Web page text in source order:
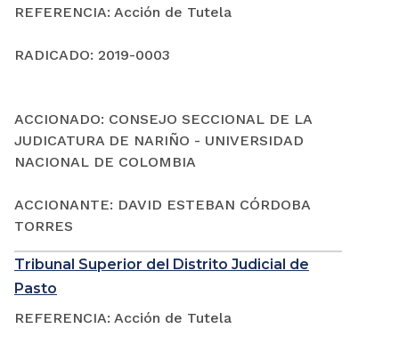
REFERENCIA: Acción de Tutela
RADICADO: 2019-0003
ACCIONADO: CONSEJO SECCIONAL DE LA
JUDICATURA DE NARIÑO - UNIVERSIDAD
NACIONAL DE COLOMBIA
ACCIONANTE: DAVID ESTEBAN CÓRDOBA
TORRES
Tribunal Superior del Distrito Judicial de
Pasto
REFERENCIA: Acción de Tutela